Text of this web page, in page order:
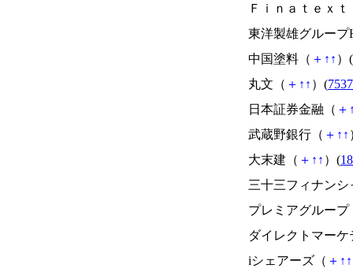
Ｆｉｎａｔｅｘｔ
東洋製雄グループ
中国塗料（ ＋ ↑ ↑ ）(
丸文（ ＋ ↑ ↑ ）(7537
日本証券金融（ ＋
武蔵野銀行（ ＋ ↑ ↑
大末建（ ＋ ↑ ↑ ）(
三十三フィナン
プレミアグループ
ダイレクトマー
iシェアーズ（ ＋ ↑ ↑